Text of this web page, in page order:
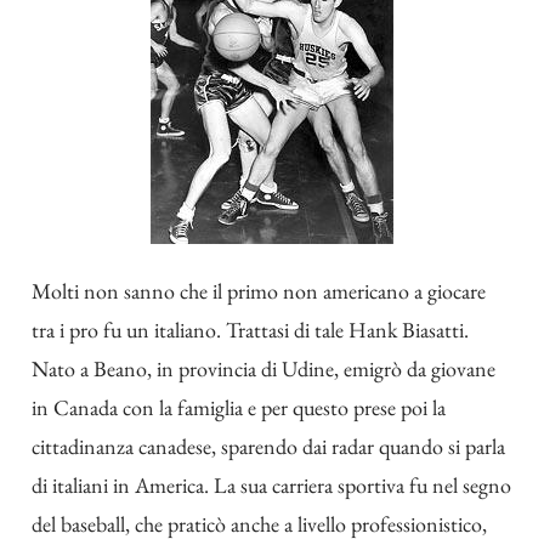
Molti non sanno che il primo non americano a giocare
tra i pro fu un italiano. Trattasi di tale Hank Biasatti.
Nato a Beano, in provincia di Udine, emigrò da giovane
in Canada con la famiglia e per questo prese poi la
cittadinanza canadese, sparendo dai radar quando si parla
di italiani in America. La sua carriera sportiva fu nel segno
del baseball, che praticò anche a livello professionistico,